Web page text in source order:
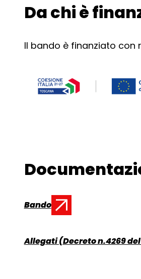
Da chi è
Il bando è finanziato con
Torna alla navigazione
Documento:
Bando
Documento:
Allegati (Decreto n.4269
Torna alla navigazione